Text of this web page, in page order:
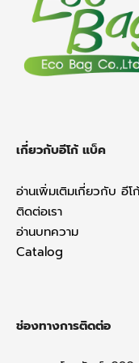
เกี่ยวกับอีโก้ แบ็ค
อ่านเพิ่มเติมเกี่ยวกับ อีโ
ติดต่อเรา
อ่านบทความ
Catalog
ช่องทางการติดต่อ